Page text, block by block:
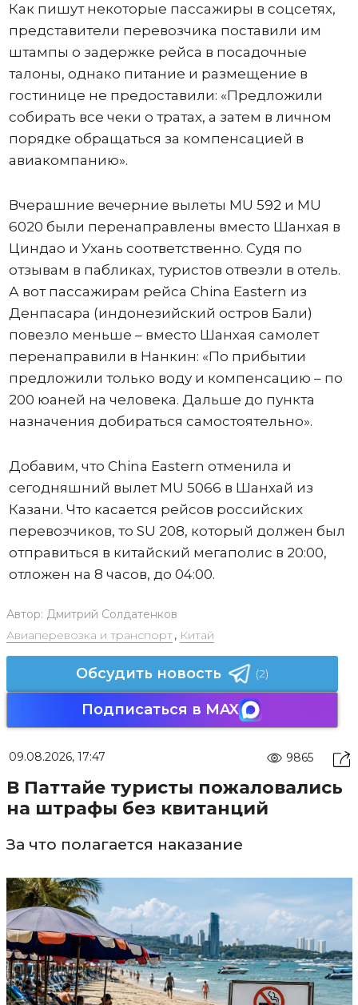
Как пишут некоторые пассажиры в соцсетях,
представители перевозчика поставили им
штампы о задержке рейса в посадочные
талоны, однако питание и размещение в
гостинице не предоставили: «Предложили
собирать все чеки о тратах, а затем в личном
порядке обращаться за компенсацией в
авиакомпанию».
Вчерашние вечерние вылеты MU 592 и MU
6020 были перенаправлены вместо Шанхая в
Циндао и Ухань соответственно. Судя по
отзывам в пабликах, туристов отвезли в отель.
А вот пассажирам рейса China Eastern из
Денпасара (индонезийский остров Бали)
повезло меньше – вместо Шанхая самолет
перенаправили в Нанкин: «По прибытии
предложили только воду и компенсацию – по
200 юаней на человека. Дальше до пункта
назначения добираться самостоятельно».
Добавим, что China Eastern отменила и
сегодняшний вылет MU 5066 в Шанхай из
Казани. Что касается рейсов российских
перевозчиков, то SU 208, который должен был
отправиться в китайский мегаполис в 20:00,
отложен на 8 часов, до 04:00.
Автор: Дмитрий Солдатенков
Авиаперевозка и транспорт, Китай
Обсудить новость (2)
Подписаться в MAX
09.08.2026, 17:47 9865
В Паттайе туристы пожаловались
на штрафы без квитанций
За что полагается наказание